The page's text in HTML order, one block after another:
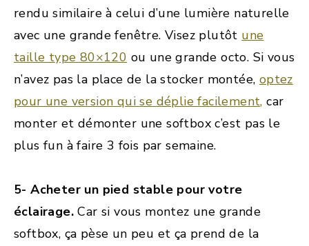
rendu similaire à celui d’une lumière naturelle
avec une grande fenêtre. Visez plutôt une
taille type 80×120 ou une grande octo. Si vous
n’avez pas la place de la stocker montée, optez
pour une version qui se déplie facilement, car
monter et démonter une softbox c’est pas le
plus fun à faire 3 fois par semaine.
5- Acheter un pied stable pour votre
éclairage.Car si vous montez une grande
softbox, ça pèse un peu et ça prend de la